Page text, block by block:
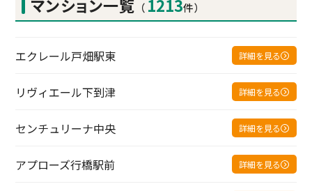
マンション一覧 （ 1213件）
エクレール戸畑駅東 詳細を見る
リヴィエール下到津 詳細を見る
センチュリーナ中央 詳細を見る
アプローズ行橋駅前 詳細を見る